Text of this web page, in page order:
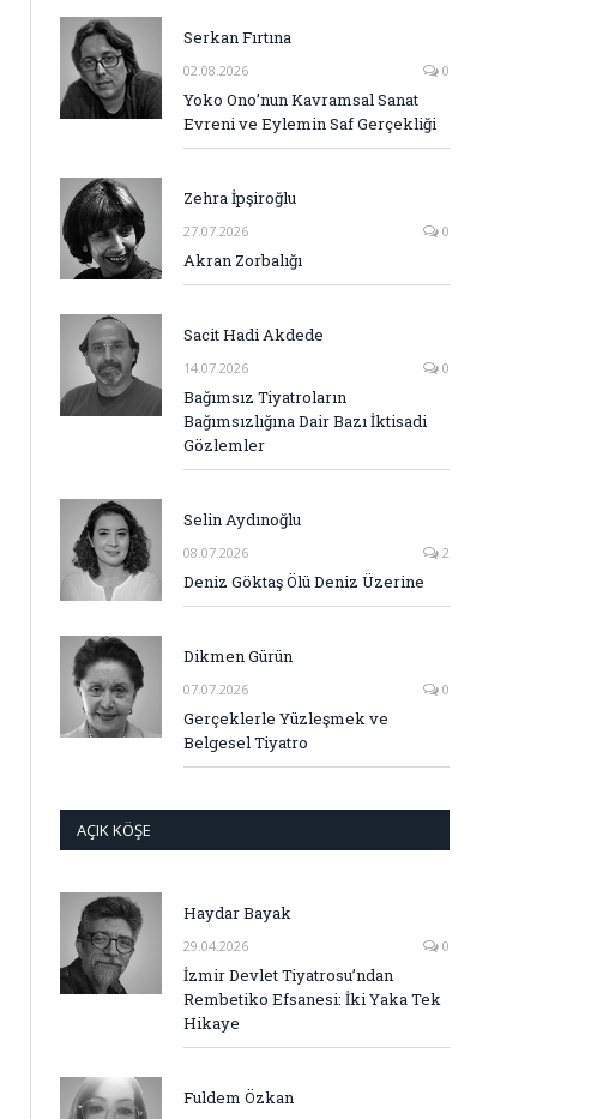
Serkan Fırtına
02.08.2026 0
Yoko Ono’nun Kavramsal Sanat
Evreni ve Eylemin Saf Gerçekliği
Zehra İpşiroğlu
27.07.2026 0
Akran Zorbalığı
Sacit Hadi Akdede
14.07.2026 0
Bağımsız Tiyatroların
Bağımsızlığına Dair Bazı İktisadi
Gözlemler
Selin Aydınoğlu
08.07.2026 2
Deniz Göktaş Ölü Deniz Üzerine
Dikmen Gürün
07.07.2026 0
Gerçeklerle Yüzleşmek ve
Belgesel Tiyatro
AÇIK KÖŞE
Haydar Bayak
29.04.2026 0
İzmir Devlet Tiyatrosu’ndan
Rembetiko Efsanesi: İki Yaka Tek
Hikaye
Fuldem Özkan